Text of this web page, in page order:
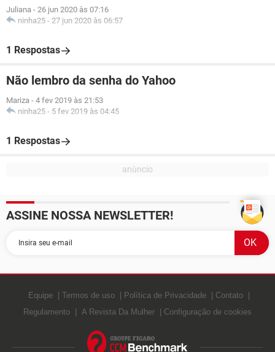
Juliana - 26 jun 2020 às 07:16
ninha25 - 27 jun 2020 às 06:57
1 Respostas
Não lembro da senha do Yahoo
Mariza - 4 fev 2019 às 21:53
ninha25 - 5 fev 2019 às 04:45
1 Respostas
ASSINE NOSSA NEWSLETTER!
Equipe Termos de uso Política de Privacidade
Contato
Regulamento
A Revista Da Mulher Configuração de cookies